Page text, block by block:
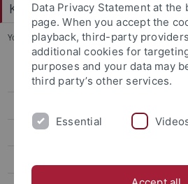
Kognition und Wahrnehmung
You are here: Startseite ... Karin M.
Publikationen
Fördermittel, Stipendien und
Data Privacy Statement at the
page. When you accept the
playback, third-party
additional cookies for
purposes and your data may
third party’s other services.
Essential